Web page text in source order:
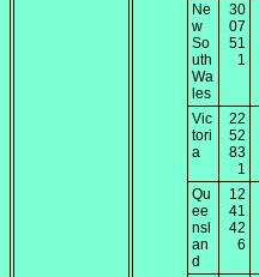
Ne
w
So
uth
Wa
les
30
07
51
1
Vic
tori
a
22
52
83
1
Qu
ee
nsl
an
d
12
41
42
6